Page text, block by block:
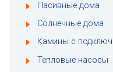
Пасивные дома
Солнечные дома
Камины с
Тепловые насосы